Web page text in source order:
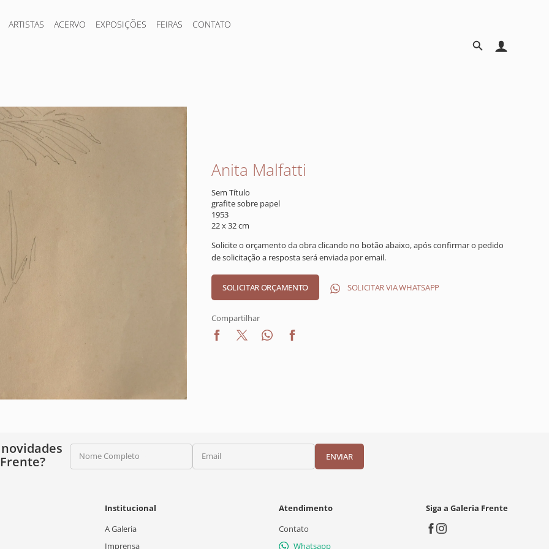
ARTISTAS ACERVO EXPOSIÇÕES FEIRAS CONTATO
Anita Malfatti
Sem Título
grafite sobre papel
1953
22 x 32 cm
Solicite o orçamento da obra clicando no botão abaixo, após confirmar o pedido
de solicitação a resposta será enviada por email.
SOLICITAR VIA WHATSAPP
Compartilhar
Nome Completo Email ENVIAR
Institucional
A Galeria
Imprensa
Atendimento
Contato
Whatsapp
Siga a Galeria Frente